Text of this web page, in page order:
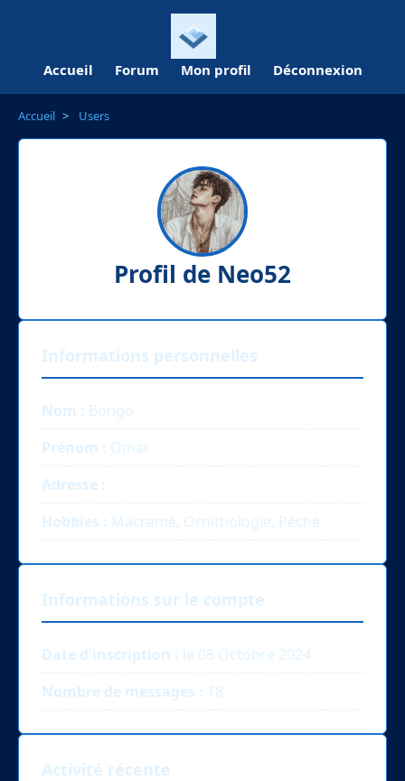
Accueil Forum Mon profil Déconnexion
Accueil > Users
Profil de Neo52
Informations personnelles
Nom : Bongo
Prénom : Omar
Adresse :
Hobbies : Macramé, Ornithologie, Pêche
Informations sur le compte
Date d'inscription : le 08 Octobre 2024
Nombre de messages : 18
Activité récente